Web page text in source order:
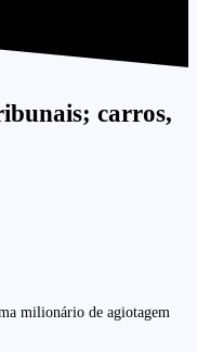
carros,
milionário de agiotagem